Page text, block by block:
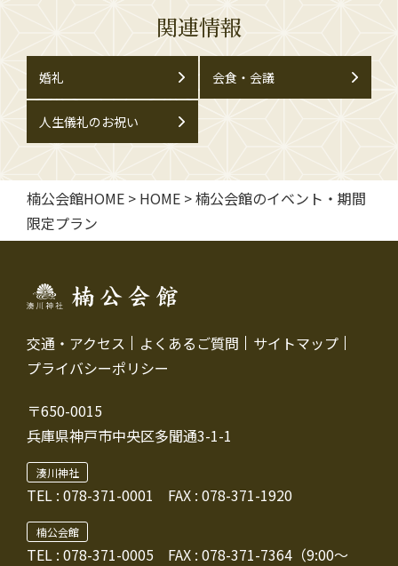
関連情報
婚礼 会食・会議
人生儀礼のお祝い
楠公会館HOME > HOME >楠公会館のイベント・期間
限定プラン
交通・アクセス よくあるご質問
サイトマップ
プライバシーポリシー
〒650-0015
兵庫県神戸市中央区多聞通3-1-1
湊川神社
TEL : 078-371-0001 FAX : 078-371-1920
楠公会館
TEL : 078-371-0005 FAX : 078-371-7364（9:00～